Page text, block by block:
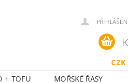
CZK
+ TOFU
MOŘSKÉ ŘASY